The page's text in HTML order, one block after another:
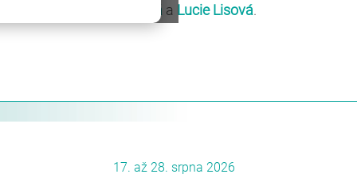
MUDr. Denisa Tomanová a Lucie Lisová.
17. až 28. srpna 2026